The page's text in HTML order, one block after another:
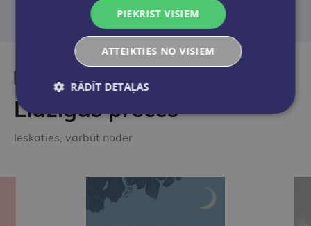
Līdzīgas preces
Ieskaties, varbūt noder
PIEKRIST VISIEM
ATTEIKTIES NO VISIEM
RĀDĪT DETAĻAS